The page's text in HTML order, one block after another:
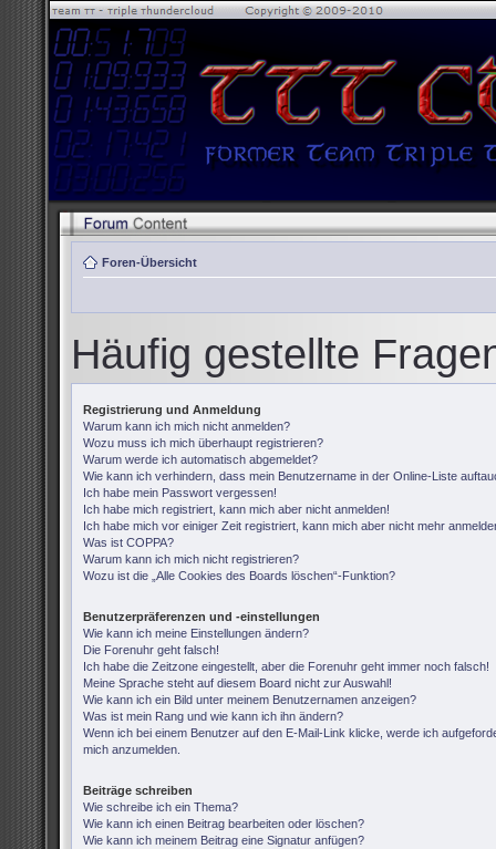
Foren-Übersicht
Häufig gestellte
Registrierung und Anmeldung
Warum kann ich mich nicht anmelden?
Wozu muss ich mich überhaupt registrieren?
Warum werde ich automatisch abgemeldet?
Wie kann ich verhindern, dass mein Benutzername in der Online-Liste
Ich habe mein Passwort vergessen!
Ich habe mich registriert, kann mich aber nicht anmelden!
Ich habe mich vor einiger Zeit registriert, kann mich aber nicht mehr
Was ist COPPA?
Warum kann ich mich nicht registrieren?
Wozu ist die „Alle Cookies des Boards löschen“-Funktion?
Benutzerpräferenzen und -einstellungen
Wie kann ich meine Einstellungen ändern?
Die Forenuhr geht falsch!
Ich habe die Zeitzone eingestellt, aber die Forenuhr geht immer noch falsch!
Meine Sprache steht auf diesem Board nicht zur Auswahl!
Wie kann ich ein Bild unter meinem Benutzernamen anzeigen?
Was ist mein Rang und wie kann ich ihn ändern?
Wenn ich bei einem Benutzer auf den E-Mail-Link klicke, werde ich
mich anzumelden.
Beiträge schreiben
Wie schreibe ich ein Thema?
Wie kann ich einen Beitrag bearbeiten oder löschen?
Wie kann ich meinem Beitrag eine Signatur anfügen?